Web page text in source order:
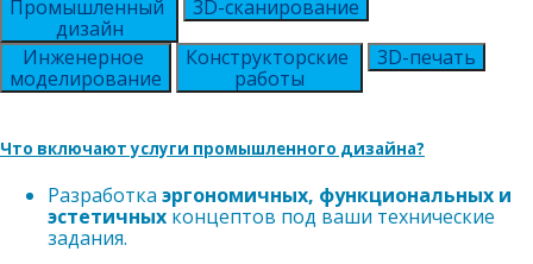
Промышленный
дизайн
3D-сканирование
Инженерное
моделирование
Конструкторские
работы
3D-печать
Что включают услуги промышленного дизайна?
Разработка эргономичных, функциональных и
эстетичных концептов под ваши технические
задания.